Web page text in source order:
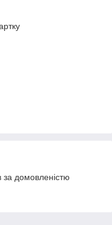
домовленістю